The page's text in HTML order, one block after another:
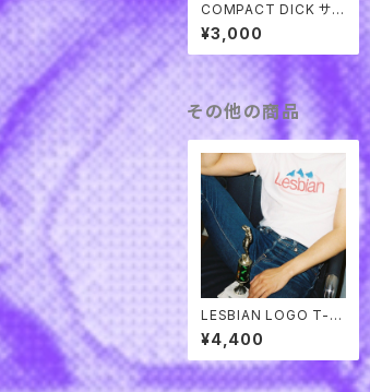
COMPACT DICK サコ
ッシュ
¥3,000
その他の商品
LESBIAN LOGO T-S
HIRTS
¥4,400